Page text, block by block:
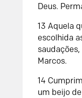
Deus.
13 Aquela
escolhida
Marcos.
14
um beijo